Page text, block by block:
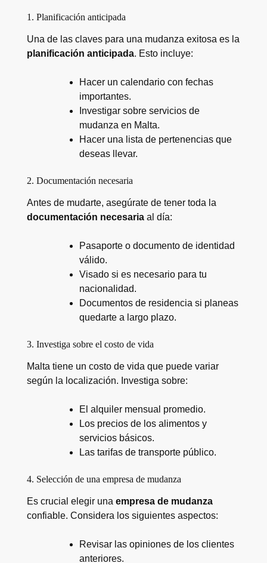
1. Planificación anticipada
Una de las claves para una mudanza exitosa es la
planificación anticipada. Esto incluye:
Hacer un calendario con fechas
importantes.
Investigar sobre servicios de
mudanza en Malta.
Hacer una lista de pertenencias que
deseas llevar.
2. Documentación necesaria
Antes de mudarte, asegúrate de tener toda la
documentación necesariaal día:
Pasaporte o documento de identidad
válido.
Visado si es necesario para tu
nacionalidad.
Documentos de residencia si planeas
quedarte a largo plazo.
3. Investiga sobre el costo de vida
Malta tiene un costo de vida que puede variar
según la localización. Investiga sobre:
El alquiler mensual promedio.
Los precios de los alimentos y
servicios básicos.
Las tarifas de transporte público.
4. Selección de una empresa de mudanza
Es crucial elegir una empresa de mudanza
confiable. Considera los siguientes aspectos:
Revisar las opiniones de los clientes
anteriores.